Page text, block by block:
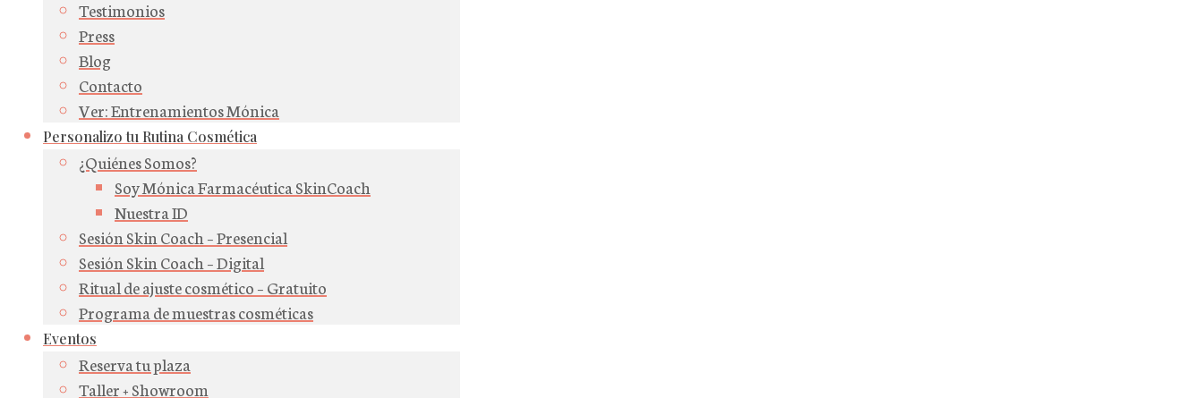
Testimonios
Press
Blog
Contacto
Ver: Entrenamientos Mónica
Personalizo tu Rutina Cosmética
¿Quiénes Somos?
Soy Mónica Farmacéutica SkinCoach
Nuestra ID
Sesión Skin Coach – Presencial
Sesión Skin Coach – Digital
Ritual de ajuste cosmético – Gratuito
Programa de muestras cosméticas
Eventos
Reserva tu plaza
Taller + Showroom